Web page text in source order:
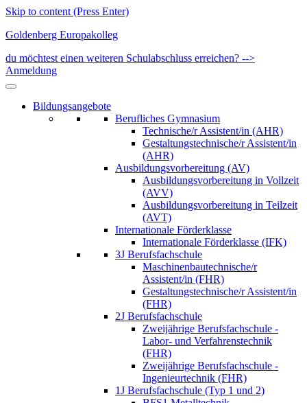
Skip to content (Press Enter)
Goldenberg Europakolleg
du möchtest einen weiteren Schulabschluss erreichen? -->
Anmeldung
Bildungsangebote
Berufliches Gymnasium
Technische/r Assistent/in (AHR)
Gestaltungstechnische/r Assistent/in
(AHR)
Ausbildungsvorbereitung (AV)
Ausbildungsvorbereitung in Vollzeit
(AVV)
Ausbildungsvorbereitung in Teilzeit
(AVT)
Internationale Förderklasse
Internationale Förderklasse (IFK)
3J Berufsfachschule
Maschinenbautechnische/r
Assistent/in (FHR)
Gestaltungstechnische/r Assistent/in
(FHR)
2J Berufsfachschule
Zweijährige Berufsfachschule -
Labor- und Verfahrenstechnik
(FHR)
Zweijährige Berufsfachschule -
Ingenieurtechnik (FHR)
1J Berufsfachschule (Typ 1 und 2)